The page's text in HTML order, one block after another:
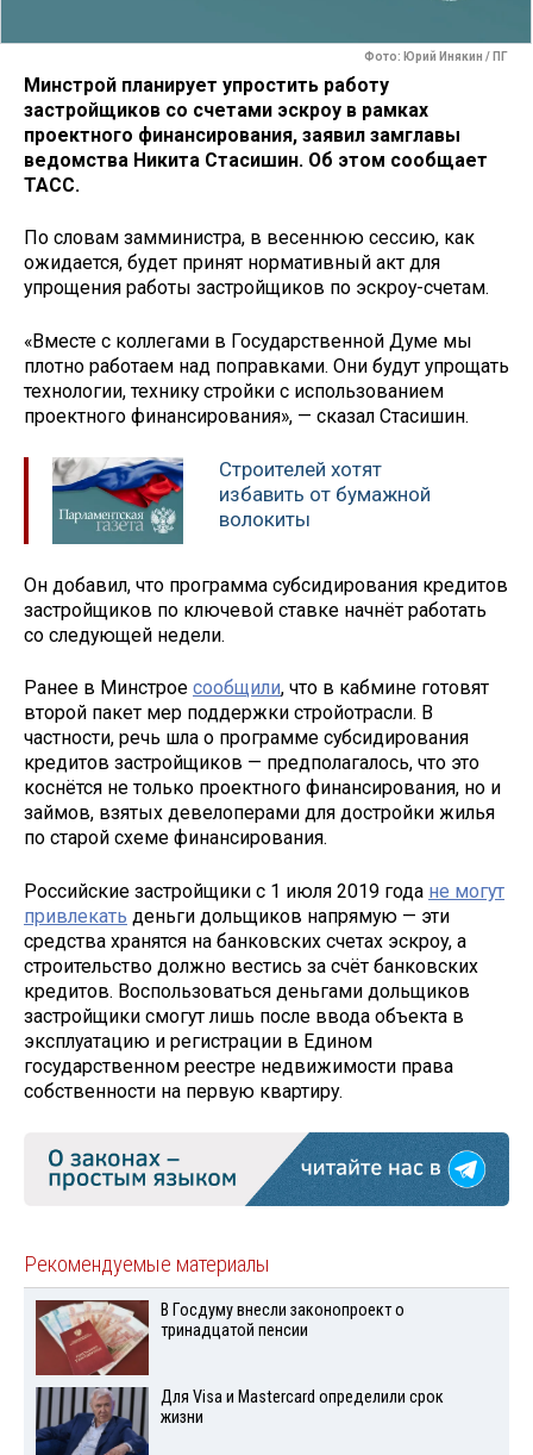
Фото: Юрий Инякин / ПГ
Минстрой планирует упростить работу
застройщиков со счетами эскроу в рамках
проектного финансирования, заявил замглавы
ведомства Никита Стасишин. Об этом сообщает
ТАСС.
По словам замминистра, в весеннюю сессию, как
ожидается, будет принят нормативный акт для
упрощения работы застройщиков по эскроу-счетам.
«Вместе с коллегами в Государственной Думе мы
плотно работаем над поправками. Они будут упрощать
технологии, технику стройки с использованием
проектного финансирования», — сказал Стасишин.
Строителей хотят
избавить от бумажной
волокиты
Он добавил, что программа субсидирования кредитов
застройщиков по ключевой ставке начнёт работать
со следующей недели.
Ранее в Минстрое сообщили, что в кабмине готовят
второй пакет мер поддержки стройотрасли. В
частности, речь шла о программе субсидирования
кредитов застройщиков — предполагалось, что это
коснётся не только проектного финансирования, но и
займов, взятых девелоперами для достройки жилья
по старой схеме финансирования.
Российские застройщики с 1 июля 2019 года не могут
привлекать деньги дольщиков напрямую — эти
средства хранятся на банковских счетах эскроу, а
строительство должно вестись за счёт банковских
кредитов. Воспользоваться деньгами дольщиков
застройщики смогут лишь после ввода объекта в
эксплуатацию и регистрации в Едином
государственном реестре недвижимости права
собственности на первую квартиру.
Рекомендуемые материалы
В Госдуму внесли законопроект о
тринадцатой пенсии
Для Visа и Mastercard определили срок
жизни